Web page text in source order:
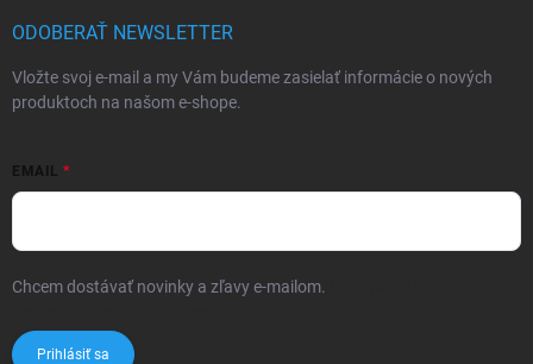
ODOBERAŤ NEWSLETTER
Vložte svoj e-mail a my Vám budeme zasielať informácie o nových
produktoch na našom e-shope.
EMAIL
Chcem dostávať novinky a zľavy e-mailom.
Prihlásiť sa